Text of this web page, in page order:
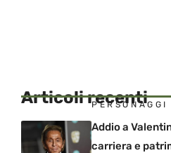
Articoli recenti
PERSONAGGI
Addio a
carriera e